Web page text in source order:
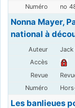
no
Nonna Mayer,
national à
Jack
Les banlieues